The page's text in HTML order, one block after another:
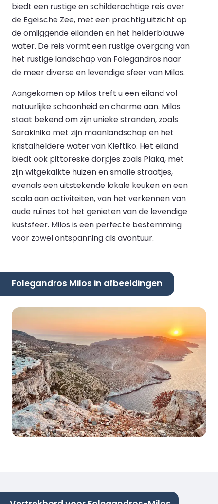
biedt een rustige en schilderachtige reis over
de Egeïsche Zee, met een prachtig uitzicht op
de omliggende eilanden en het helderblauwe
water. De reis vormt een rustige overgang van
het rustige landschap van Folegandros naar
de meer diverse en levendige sfeer van Milos.
Aangekomen op Milos treft u een eiland vol
natuurlijke schoonheid en charme aan. Milos
staat bekend om zijn unieke stranden, zoals
Sarakiniko met zijn maanlandschap en het
kristalheldere water van Kleftiko. Het eiland
biedt ook pittoreske dorpjes zoals Plaka, met
zijn witgekalkte huizen en smalle straatjes,
evenals een uitstekende lokale keuken en een
scala aan activiteiten, van het verkennen van
oude ruïnes tot het genieten van de levendige
kustsfeer. Milos is een perfecte bestemming
voor zowel ontspanning als avontuur.
Folegandros Milos in afbeeldingen